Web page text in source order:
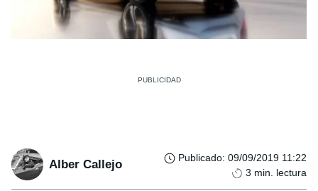
Alber Callejo Publicado: 09/09/2019 11:22
3 min. lectura